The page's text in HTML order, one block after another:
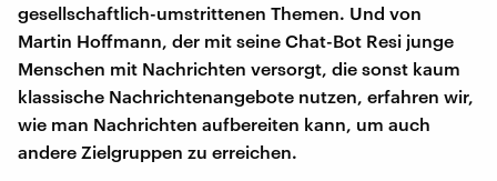
gesellschaftlich-umstrittenen Themen. Und von
Martin Hoffmann, der mit seine Chat-Bot Resi junge
Menschen mit Nachrichten versorgt, die sonst kaum
klassische Nachrichtenangebote nutzen, erfahren wir,
wie man Nachrichten aufbereiten kann, um auch
andere Zielgruppen zu erreichen.